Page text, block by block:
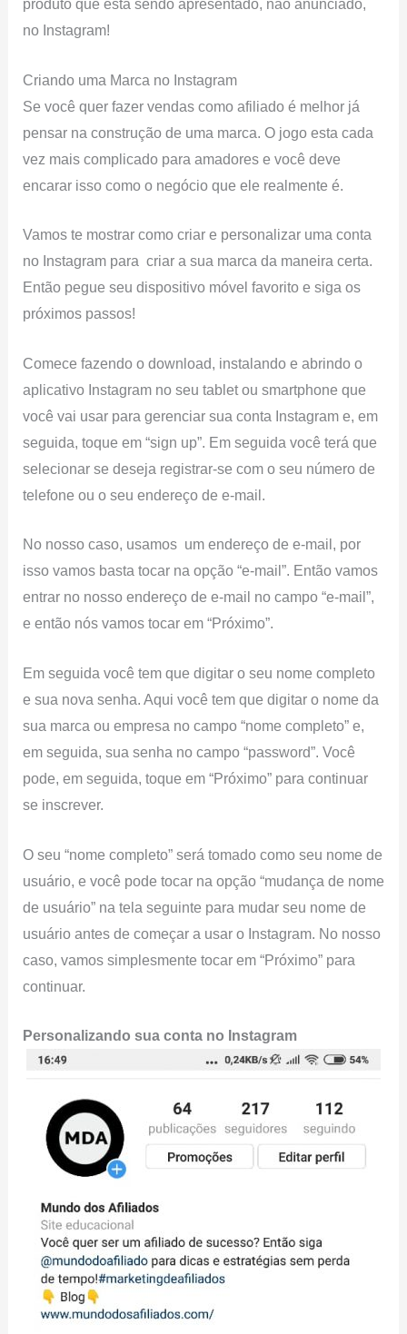
produto que está sendo apresentado, não anunciado,
no Instagram!
Criando uma Marca no Instagram
Se você quer fazer vendas como afiliado é melhor já
pensar na construção de uma marca. O jogo esta cada
vez mais complicado para amadores e você deve
encarar isso como o negócio que ele realmente é.
Vamos te mostrar como criar e personalizar uma conta
no Instagram para criar a sua marca da maneira certa.
Então pegue seu dispositivo móvel favorito e siga os
próximos passos!
Comece fazendo o download, instalando e abrindo o
aplicativo Instagram no seu tablet ou smartphone que
você vai usar para gerenciar sua conta Instagram e, em
seguida, toque em “sign up”. Em seguida você terá que
selecionar se deseja registrar-se com o seu número de
telefone ou o seu endereço de e-mail.
No nosso caso, usamos um endereço de e-mail, por
isso vamos basta tocar na opção “e-mail”. Então vamos
entrar no nosso endereço de e-mail no campo “e-mail”,
e então nós vamos tocar em “Próximo”.
Em seguida você tem que digitar o seu nome completo
e sua nova senha. Aqui você tem que digitar o nome da
sua marca ou empresa no campo “nome completo” e,
em seguida, sua senha no campo “password”. Você
pode, em seguida, toque em “Próximo” para continuar
se inscrever.
O seu “nome completo” será tomado como seu nome de
usuário, e você pode tocar na opção “mudança de nome
de usuário” na tela seguinte para mudar seu nome de
usuário antes de começar a usar o Instagram. No nosso
caso, vamos simplesmente tocar em “Próximo” para
continuar.
Personalizando sua conta no Instagram